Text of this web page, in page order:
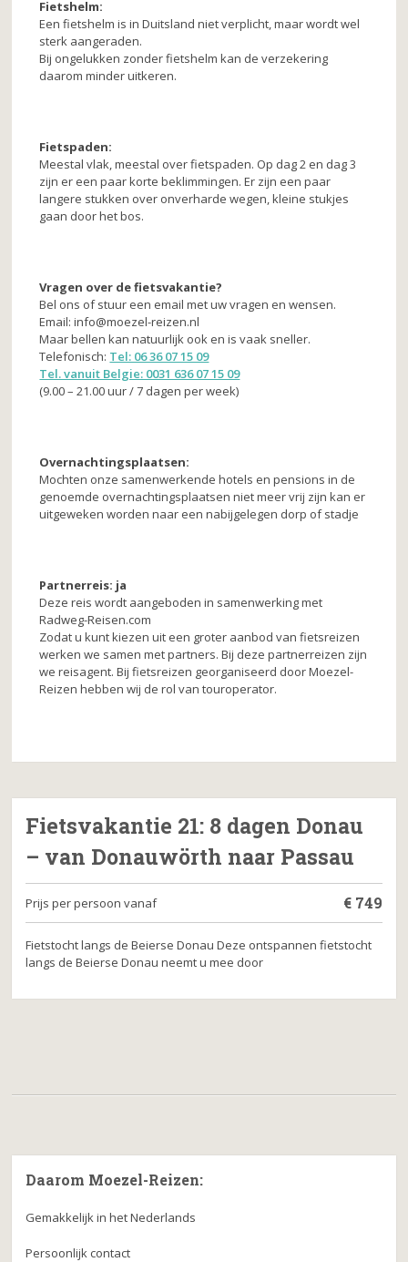
Fietshelm:
Een fietshelm is in Duitsland niet verplicht, maar wordt wel
sterk aangeraden.
Bij ongelukken zonder fietshelm kan de verzekering
daarom minder uitkeren.
Fietspaden:
Meestal vlak, meestal over fietspaden. Op dag 2 en dag 3
zijn er een paar korte beklimmingen. Er zijn een paar
langere stukken over onverharde wegen, kleine stukjes
gaan door het bos.
Vragen over de fietsvakantie?
Bel ons of stuur een email met uw vragen en wensen.
Email: info@moezel-reizen.nl
Maar bellen kan natuurlijk ook en is vaak sneller.
Telefonisch: Tel: 06 36 07 15 09
Tel. vanuit Belgie: 0031 636 07 15 09
(9.00 – 21.00 uur / 7 dagen per week)
Overnachtingsplaatsen:
Mochten onze samenwerkende hotels en pensions in de
genoemde overnachtingsplaatsen niet meer vrij zijn kan er
uitgeweken worden naar een nabijgelegen dorp of stadje
Partnerreis: ja
Deze reis wordt aangeboden in samenwerking met
Radweg-Reisen.com
Zodat u kunt kiezen uit een groter aanbod van fietsreizen
werken we samen met partners. Bij deze partnerreizen zijn
we reisagent. Bij fietsreizen georganiseerd door Moezel-
Reizen hebben wij de rol van touroperator.
Fietsvakantie 21: 8 dagen Donau
– van Donauwörth naar Passau
Prijs per persoon vanaf € 749
Fietstocht langs de Beierse Donau Deze ontspannen fietstocht
langs de Beierse Donau neemt u mee door
Daarom Moezel-Reizen:
Gemakkelijk in het Nederlands
Persoonlijk contact